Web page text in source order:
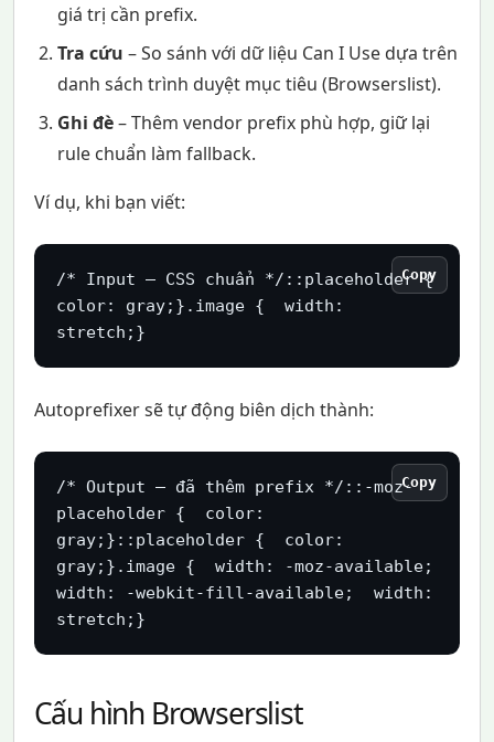
giá trị cần prefix.
Tra cứu – So sánh với dữ liệu Can I Use dựa trên
danh sách trình duyệt mục tiêu (Browserslist).
Ghi đè– Thêm vendor prefix phù hợp, giữ lại
rule chuẩn làm fallback.
Ví dụ, khi bạn viết:
/* Input – CSS chuẩn */::placeholder {
color: gray;}.image {  width:
stretch;}
Copy
Autoprefixer sẽ tự động biên dịch thành:
/* Output – đã thêm prefix */::-moz-
placeholder {  color:
gray;}::placeholder {  color:
gray;}.image {  width: -moz-available;
width: -webkit-fill-available;  width:
stretch;}
Copy
Cấu hình Browserslist